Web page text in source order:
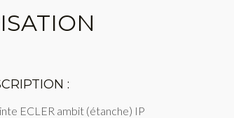
:
ECLER ambit (étanche) IP